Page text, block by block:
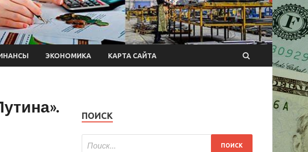
ЭКОНОМИКА КАРТА САЙТА
ПОИСК